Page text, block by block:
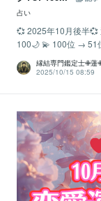
占い
💞 2025年10月後半💞
100🌙 💫 100位 → 51
縁結専門鑑定士✙蓮
2025/10/15 08:59